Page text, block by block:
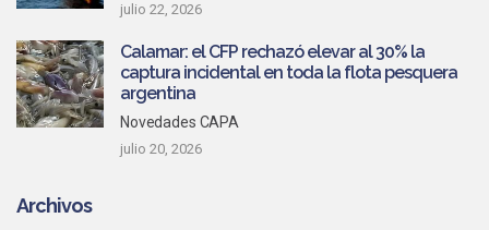
julio 22, 2026
Calamar: el CFP rechazó elevar al 30% la
captura incidental en toda la flota pesquera
argentina
Novedades CAPA
julio 20, 2026
Archivos